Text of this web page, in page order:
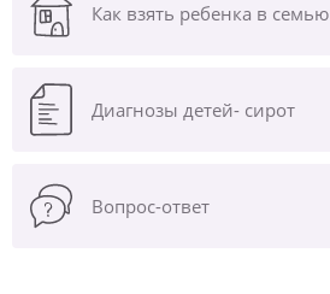
Как взять ребенка в семью
Диагнозы детей- сирот
Вопрос-ответ